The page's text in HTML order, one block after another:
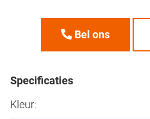
Bel ons
Specificaties
Kleur: